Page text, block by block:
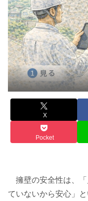
X
Pocket
擁壁の安全性は、「
ていないから安心」